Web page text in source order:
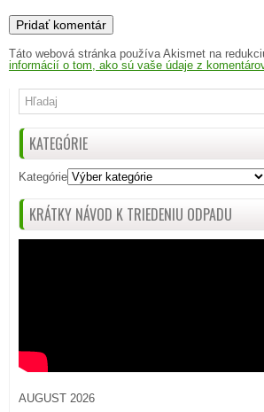
Táto webová stránka používa Akismet na
informácií o tom, ako sú vaše údaje z
KATEGÓRIE
Kategórie
KRÁTKY NÁVOD K TRIEDENIU ODPADU
AUGUST 2026